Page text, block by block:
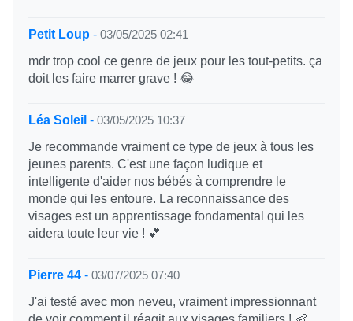
Petit Loup - 03/05/2025 02:41
mdr trop cool ce genre de jeux pour les tout-petits. ça
doit les faire marrer grave ! 😂
Léa Soleil - 03/05/2025 10:37
Je recommande vraiment ce type de jeux à tous les
jeunes parents. C'est une façon ludique et
intelligente d'aider nos bébés à comprendre le
monde qui les entoure. La reconnaissance des
visages est un apprentissage fondamental qui les
aidera toute leur vie ! 💕
Pierre 44 - 03/07/2025 07:40
J'ai testé avec mon neveu, vraiment impressionnant